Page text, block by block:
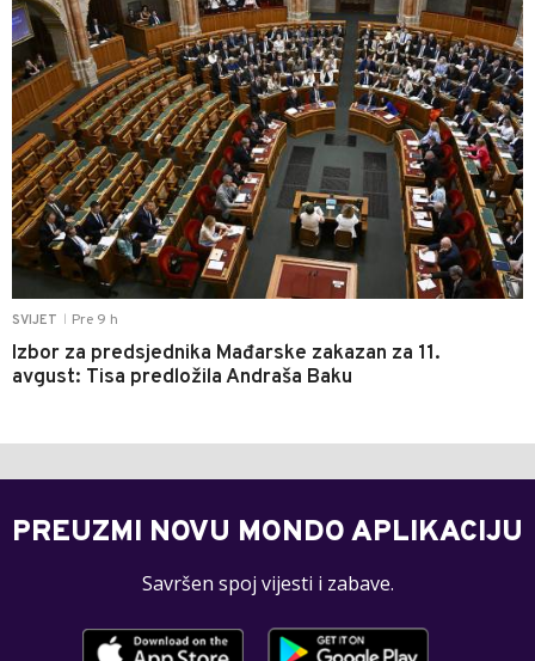
SVIJET Pre 9 h
Izbor za predsjednika Mađarske zakazan za 11.
avgust: Tisa predložila Andraša Baku
PREUZMI NOVU MONDO APLIKACIJU
Savršen spoj vijesti i zabave.